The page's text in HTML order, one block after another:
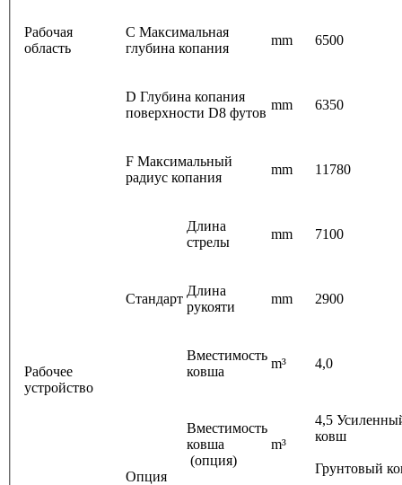
Рабочая
область
C Максимальная
глубина копания
mm 6500
D Глубина копания
поверхности D8 футов
mm 6350
F Максимальный
радиус копания
mm 11780
Рабочее
устройство
Стандарт
Длина
стрелы
mm 7100
Длина
рукояти
mm 2900
Вместимость
ковша
m³ 4,0
Опция
Вместимость
ковша
(опция)
m³
4,5
Грунтовый